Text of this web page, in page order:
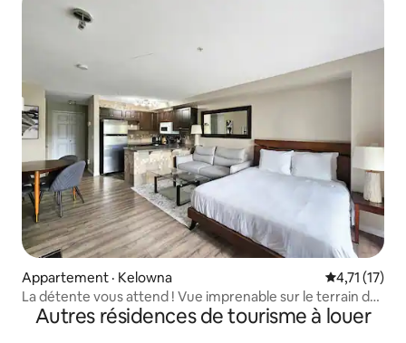
Appartement · Kelowna Note
4,71 (17)
La détente vous attend ! Vue imprenable sur le terrain de
golf -205A
Autres résidences de tourisme à louer